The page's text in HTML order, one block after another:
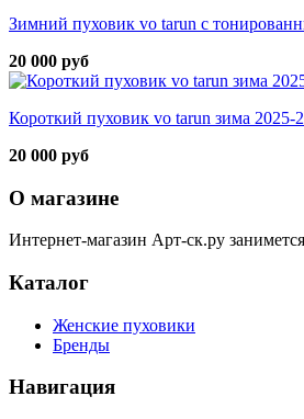
Зимний пуховик vo tarun с
20 000 руб
Короткий пуховик vo tarun зима 2025-
20 000 руб
О магазине
Интернет-магазин Арт-ск.ру
Каталог
Женские пуховики
Бренды
Навигация